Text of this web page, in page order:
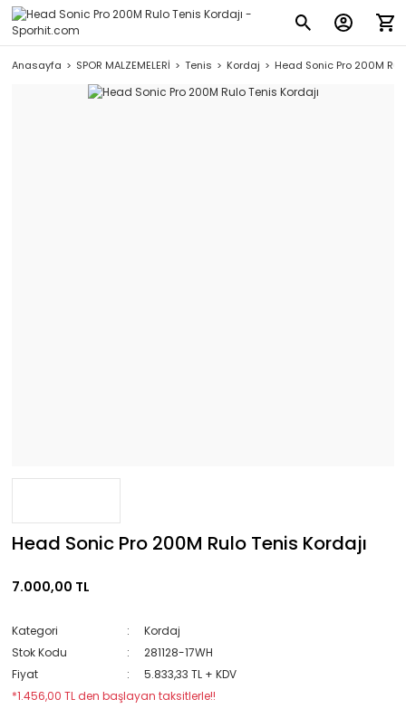
Anasayfa SPOR MALZEMELERİ Tenis Kordaj Head Sonic Pro 200M
Head Sonic Pro 200M Rulo Tenis Kordajı
7.000,00 TL
Kategori
Kordaj
Stok Kodu
281128-17WH
Fiyat
5.833,33 TL + KDV
*1.456,00 TL den başlayan taksitlerle!!